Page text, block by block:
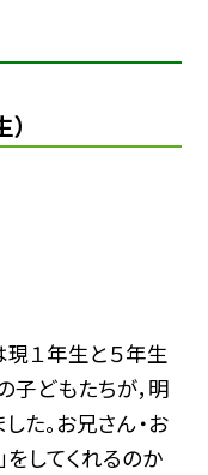
１年生と５年生
子どもたちが，明
た。お兄さん・お
をしてくれるのか